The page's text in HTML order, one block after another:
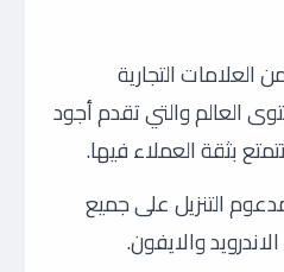
العلامات التجارية
العالم والتي تقدم أجود
بثقة العملاء فيها.
التنزيل على جميع
والايفون.